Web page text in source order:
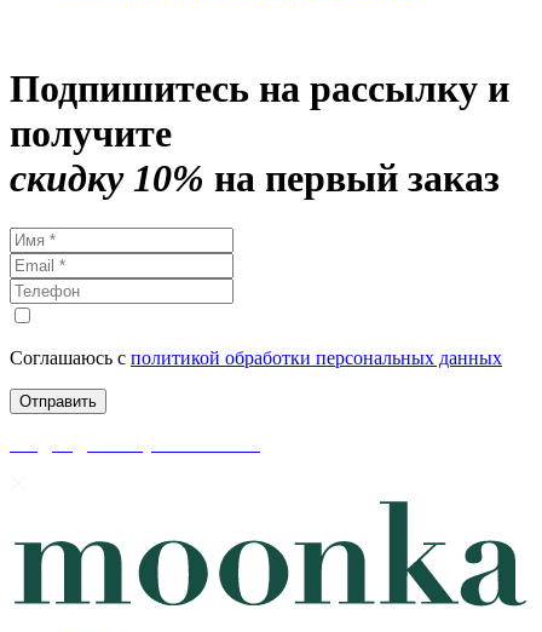
Подпишитесь на рассылку и
получите
скидку 10% на первый заказ
Соглашаюсь с политикой обработки персональных данных